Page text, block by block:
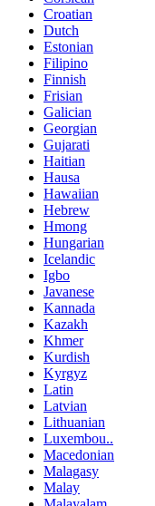
Croatian
Dutch
Estonian
Filipino
Finnish
Frisian
Galician
Georgian
Gujarati
Haitian
Hausa
Hawaiian
Hebrew
Hmong
Hungarian
Icelandic
Igbo
Javanese
Kannada
Kazakh
Khmer
Kurdish
Kyrgyz
Latin
Latvian
Lithuanian
Luxembou..
Macedonian
Malagasy
Malay